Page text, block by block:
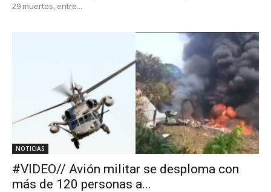
29 muertos, entre...
NOTICIAS
#VIDEO// Avión militar se desploma con
más de 120 personas a...